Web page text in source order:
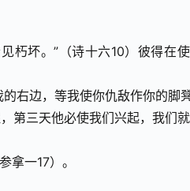
朽坏。”（诗十六10）彼得在
右边，等我使你仇敌作你的脚凳
第三天他必使我们兴起，我们
拿一17）。